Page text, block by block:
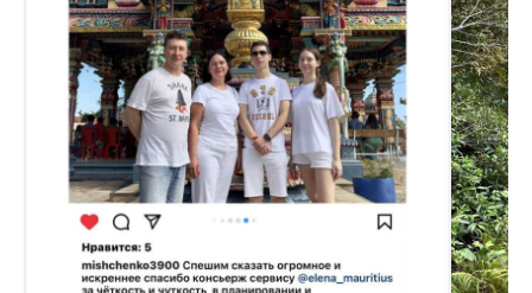
персональных данных в порядке и на условиях,
указанных вСогласии
Отправить заявку